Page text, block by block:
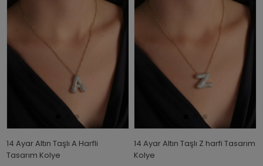
14 Ayar Altın Taşlı A Harfli
Tasarım Kolye
14 Ayar Altın Taşlı Z harfi Tasarım
Kolye